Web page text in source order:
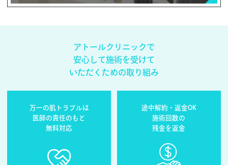
アトールクリニックで
安心して施術を受けて
いただくための取り組み
万一の肌トラブルは
医師の責任のもと
無料対応
途中解約・返金OK
施術回数の
残金を返金